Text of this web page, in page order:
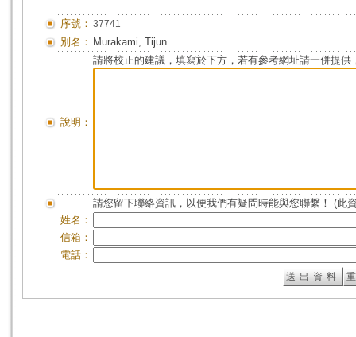
序號： 37741
別名： Murakami, Tijun
說明：
請將校正的建議，填寫於下方，若有參考網址請一併提供
請您留下聯絡資訊，以便我們有疑問時能與您聯繫！ (此
姓名：
信箱：
電話：